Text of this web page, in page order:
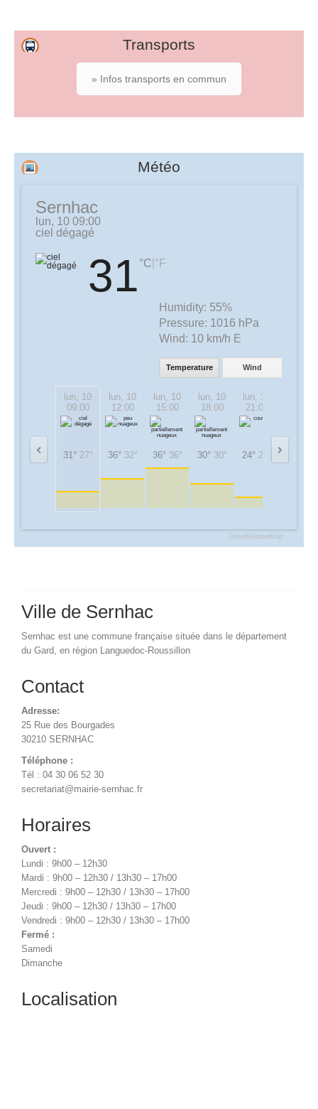
Transports
» Infos transports en commun
Météo
Sernhac
lun, 10 09:00
ciel dégagé
31 °C °F
Humidity: 55%
Pressure: 1016 hPa
Wind: 10 km/h E
Temperature Wind
lun, 10
09:00
31° 27°
lun, 10
12:00
36° 32°
lun, 10
15:00
36° 36°
lun, 10
18:00
30° 30°
lun, 10
21:00
24° 24°
OpenWeatherMap
Ville de Sernhac
Sernhac est une commune française située dans le département
du Gard, en région Languedoc-Roussillon
Contact
Adresse:
25 Rue des Bourgades
30210 SERNHAC
Téléphone :
Tél : 04 30 06 52 30
secretariat@mairie-sernhac.fr
Horaires
Ouvert :
Lundi : 9h00 – 12h30
Mardi : 9h00 – 12h30 / 13h30 – 17h00
Mercredi : 9h00 – 12h30 / 13h30 – 17h00
Jeudi : 9h00 – 12h30 / 13h30 – 17h00
Vendredi : 9h00 – 12h30 / 13h30 – 17h00
Fermé :
Samedi
Dimanche
Localisation